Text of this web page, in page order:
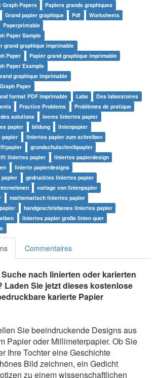
Graph Papers
Papiers grands graphiques
Grand papier graphique Pdf
Worksheets
Paperprintable
Paper Sample
grand graphique imprimable
Paper
Papier grand graphique imprimable
Paper Example
graphique imprimable
Paper
format PDF imprimable
Labs
Des laboratoires
Practice Problems
Problèmes de pratique
solutions
leeres liniertes papier
papier
bildung
linienpapier
papier
liniertes papier zum schreiben
grundschulschreibpapier
liniertes papier
liniertes papierdesign
linierte papierdesigns
gedrucktes liniertes papier
vorlage von linienpapier
mathematisch liniertes papier
handgeschriebenes liniertes papier
liniertes papier große linien quer
Commentaires
nach linierten oder karierten
Laden Sie jetzt dieses kostenlose
karierte Papier
Sie beeindruckende Designs aus
Papier oder Millimeterpapier. Ob Sie
Ihre Tochter eine Geschichte
Bild zeichnen, ein Gedicht
zu einem wissenschaftlichen